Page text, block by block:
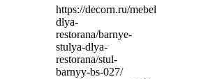
https://decorn.ru/mebel-
dlya-
restorana/barnye-
stulya-dlya-
restorana/stul-
barnyy-bs-027/